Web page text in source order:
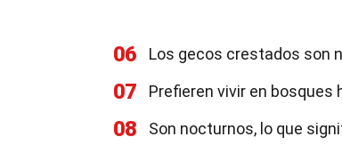
06 Los gecos crestados son
07 Prefieren vivir en
08 Son nocturnos, lo que